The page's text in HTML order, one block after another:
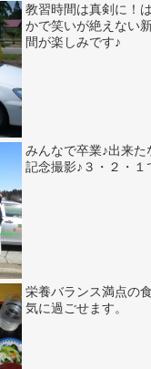
教習時間は真剣に！
かで笑いが絶えない
間が楽しみです♪
みんなで卒業♪出来た
記念撮影♪３・２・１
栄養バランス満点の
気に過ごせます。